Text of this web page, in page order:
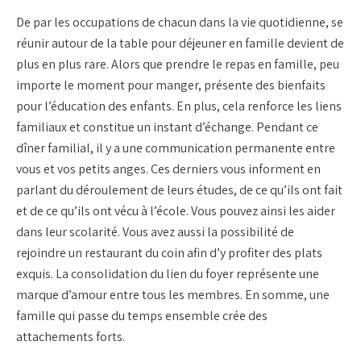
De par les occupations de chacun dans la vie quotidienne, se
réunir autour de la table pour déjeuner en famille devient de
plus en plus rare. Alors que prendre le repas en famille, peu
importe le moment pour manger, présente des bienfaits
pour l’éducation des enfants. En plus, cela renforce les liens
familiaux et constitue un instant d’échange. Pendant ce
dîner familial, il y a une communication permanente entre
vous et vos petits anges. Ces derniers vous informent en
parlant du déroulement de leurs études, de ce qu’ils ont fait
et de ce qu’ils ont vécu à l’école. Vous pouvez ainsi les aider
dans leur scolarité. Vous avez aussi la possibilité de
rejoindre un restaurant du coin afin d’y profiter des plats
exquis. La consolidation du lien du foyer représente une
marque d’amour entre tous les membres. En somme, une
famille qui passe du temps ensemble crée des
attachements forts.